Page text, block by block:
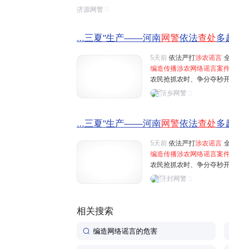
涉农网络谣言
济源网警
...三夏"生产——河南网警依法查处多
5天前 依法严打涉农谣言
编造传播涉农网络谣言案
农民抢抓农时、争分夺秒
民为博取关注、吸粉引流
新乡网警
...三夏"生产——河南网警依法查处多
5天前 依法严打涉农谣言
编造传播涉农网络谣言案
农民抢抓农时、争分夺秒
民为博取关注、吸粉引流
开封网警
相关搜索
编造网络谣言的危害